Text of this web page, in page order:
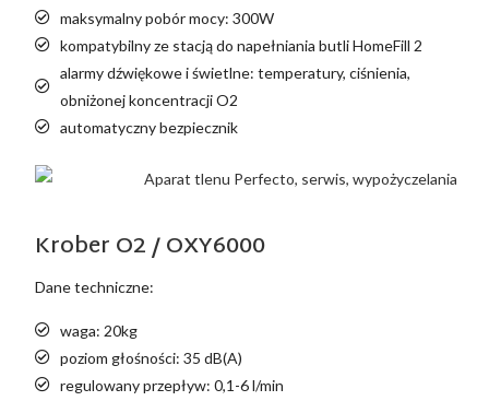
maksymalny pobór mocy: 300W
kompatybilny ze stacją do napełniania butli HomeFill 2
alarmy dźwiękowe i świetlne: temperatury, ciśnienia,
obniżonej koncentracji O2
automatyczny bezpiecznik
Krober O2 / OXY6000
Dane techniczne:
waga: 20kg
poziom głośności: 35 dB(A)
regulowany przepływ: 0,1-6 l/min